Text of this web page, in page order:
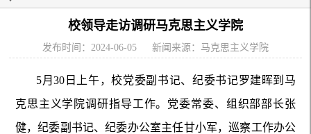
校领导走访调研马克思主义学院
发布时间：2024-06-05 新闻来源：马克思主义学院
5月30日上午，校党委副书记、纪委书记罗建晖到马
克思主义学院调研指导工作。党委常委、组织部部长张
健，纪委副书记、纪委办公室主任甘小军，巡察工作办公